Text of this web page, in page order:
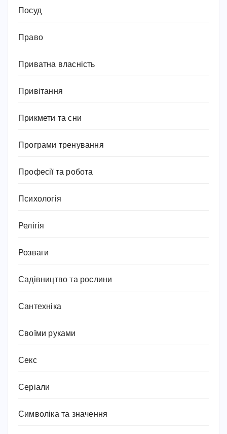
Посуд
Право
Приватна власність
Привітання
Прикмети та сни
Програми тренування
Професії та робота
Психологія
Релігія
Розваги
Садівництво та рослини
Сантехніка
Своїми руками
Секс
Серіали
Символіка та значення